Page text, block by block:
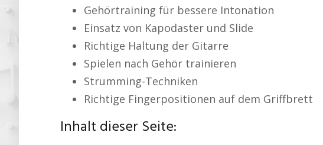
Gehörtraining für bessere Intonation
Einsatz von Kapodaster und Slide
Richtige Haltung der Gitarre
Spielen nach Gehör trainieren
Strumming-Techniken
Richtige Fingerpositionen auf dem Griffbrett
Inhalt dieser Seite: